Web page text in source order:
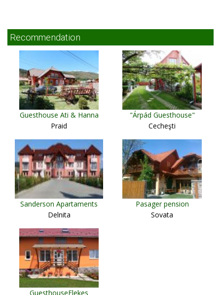
Recommendation
Guesthouse Ati & Hanna
Praid
"Árpád Guesthouse"
Cecheşti
Sanderson Apartaments
Delnita
Pasager pension
Sovata
GuesthouseElekes